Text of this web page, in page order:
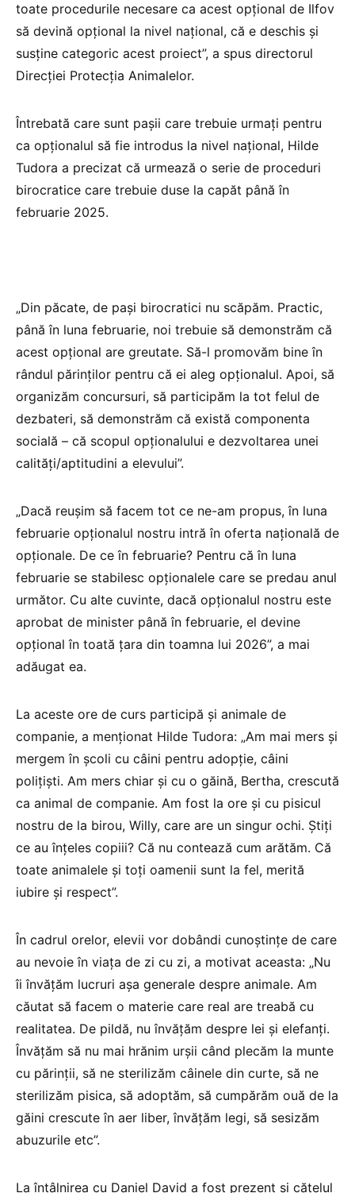
toate procedurile necesare ca acest opțional de Ilfov
să devină opțional la nivel național, că e deschis și
susține categoric acest proiect”, a spus directorul
Direcției Protecția Animalelor.
Întrebată care sunt pașii care trebuie urmați pentru
ca opționalul să fie introdus la nivel național, Hilde
Tudora a precizat că urmează o serie de proceduri
birocratice care trebuie duse la capăt până în
februarie 2025.
„Din păcate, de pași birocratici nu scăpăm. Practic,
până în luna februarie, noi trebuie să demonstrăm că
acest opțional are greutate. Să-l promovăm bine în
rândul părinților pentru că ei aleg opționalul. Apoi, să
organizăm concursuri, să participăm la tot felul de
dezbateri, să demonstrăm că există componenta
socială – că scopul opționalului e dezvoltarea unei
calități/aptitudini a elevului”.
„Dacă reușim să facem tot ce ne-am propus, în luna
februarie opționalul nostru intră în oferta națională de
opționale. De ce în februarie? Pentru că în luna
februarie se stabilesc opționalele care se predau anul
următor. Cu alte cuvinte, dacă opționalul nostru este
aprobat de minister până în februarie, el devine
opțional în toată țara din toamna lui 2026”, a mai
adăugat ea.
La aceste ore de curs participă și animale de
companie, a menționat Hilde Tudora: „Am mai mers și
mergem în școli cu câini pentru adopție, câini
polițiști. Am mers chiar și cu o găină, Bertha, crescută
ca animal de companie. Am fost la ore și cu pisicul
nostru de la birou, Willy, care are un singur ochi. Știți
ce au înțeles copiii? Că nu contează cum arătăm. Că
toate animalele și toți oamenii sunt la fel, merită
iubire și respect”.
În cadrul orelor, elevii vor dobândi cunoștințe de care
au nevoie în viața de zi cu zi, a motivat aceasta: „Nu
îi învățăm lucruri așa generale despre animale. Am
căutat să facem o materie care real are treabă cu
realitatea. De pildă, nu învățăm despre lei și elefanți.
Învățăm să nu mai hrănim urșii când plecăm la munte
cu părinții, să ne sterilizăm câinele din curte, să ne
sterilizăm pisica, să adoptăm, să cumpărăm ouă de la
găini crescute în aer liber, învățăm legi, să sesizăm
abuzurile etc”.
La întâlnirea cu Daniel David a fost prezent și cățelul